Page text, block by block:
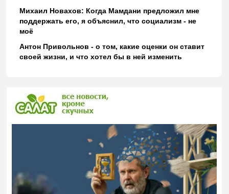
Михаил Новахов: Когда Мамдани предложил мне
поддержать его, я объяснил, что социализм - не
моё
Антон Привольнов - о том, какие оценки он ставит
своей жизни, и что хотел бы в ней изменить